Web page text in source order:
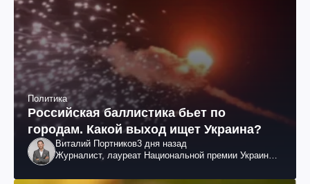
Политика
Российская баллистика бьет по
городам. Какой выход ищет Украина?
Виталий Портников3 дня назад
Журналист, лауреат Национальной премии Украины